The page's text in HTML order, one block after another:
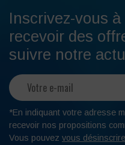
Inscrivez-vous
recevoir des
suivre notre
*En indiquant votre adresse
recevoir nos propositions
Vous pouvez vous désinscrire